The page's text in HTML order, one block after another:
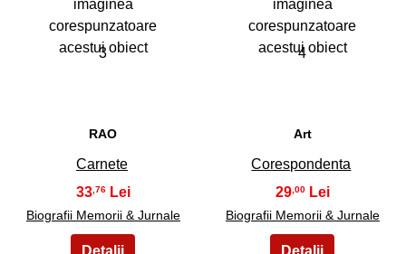
3
RAO
Carnete
33,76
Biografii Memorii & Jurnale
4
Art
Corespondenta
29,00
Biografii Memorii & Jurnale